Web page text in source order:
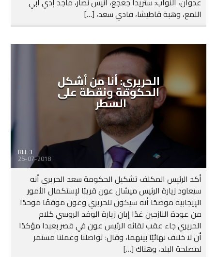
اللمع، وهبة قاطيشا، فادي سعد، […]
الحريري: أنا من أشكل
الحكومة ونقطة على
السطر
RLL 3
25-07-2018
أكد الرئيس المكلف تشكيل الحكومة سعد الحريري أنه
سيعاود زيارة الرئيس ميشال عون قريبًا لإستكمال الأمور
الإيجابية موضحًا أنه سيكون للحريري وعون موقفًا موحدًا
من عودة النازحين غدًا إبان زيارة الوفد الروسي كلام
الحريري جاء عقب لقائه الرئيس عون في قصر بعبدا مؤكدًا
أن لا خلاف نهائيًا بينهما، وقال: تواصلنا وعملنا مستمر
لمصلحة البلد، وهناك […]